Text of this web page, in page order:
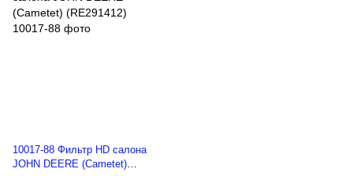
10017-88 Фильтр HD салона
JOHN DEERE (Cametet)